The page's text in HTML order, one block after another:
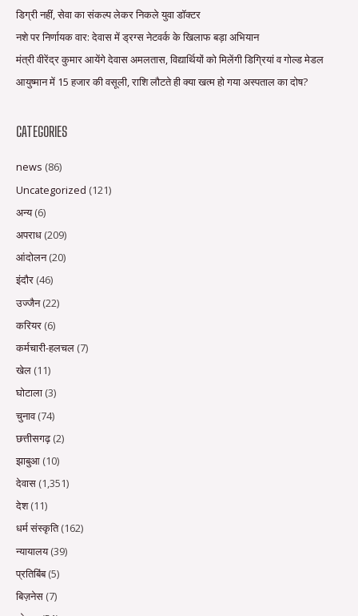
डिग्री नहीं, सेवा का संकल्प लेकर निकले युवा डॉक्टर
नशे पर निर्णायक वार: देवास में ड्रग्स नेटवर्क के खिलाफ बड़ा अभियान
मंत्री वीरेंद्र कुमार आयेंगे देवास अमलतास, विद्यार्थियों को मिलेंगी डिग्रियां व गोल्ड मेडल
आयुष्मान में 15 हजार की वसूली, राशि लौटते ही क्या खत्म हो गया अस्पताल का दोष?
CATEGORIES
news (86)
Uncategorized (121)
अन्य(6)
अपराध (209)
आंदोलन(20)
इंदौर (46)
उज्जैन(22)
करियर (6)
कर्मचारी-हलचल (7)
खेल (11)
घोटाला (3)
चुनाव(74)
छत्तीसगढ़(2)
झाबुआ (10)
देवास (1,351)
देश(11)
धर्म संस्कृति(162)
न्यायालय(39)
प्रतिबिंब(5)
बिज़नेस (7)